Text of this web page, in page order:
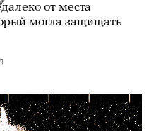
от места
могла защищать